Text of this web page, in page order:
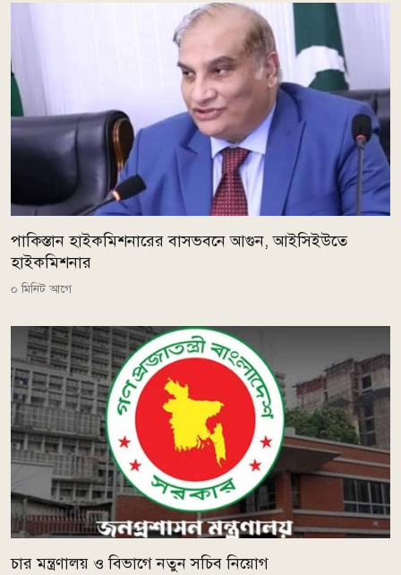
পাকিস্তান হাইকমিশনারের বাসভবনে আগুন, আইসিইউতে
হাইকমিশনার
০ মিনিট আগে
চার মন্ত্রণালয় ও বিভাগে নতুন সচিব নিয়োগ